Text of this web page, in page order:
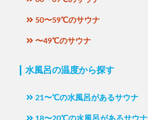
50〜59℃のサウナ
〜49℃のサウナ
水風呂の温度から探す
21〜℃の水風呂があるサウナ